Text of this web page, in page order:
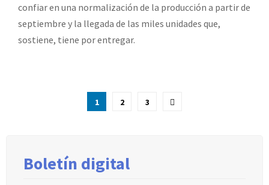
confiar en una normalización de la producción a partir de
septiembre y la llegada de las miles unidades que,
sostiene, tiene por entregar.
Paginación
1 2 3
Boletín digital